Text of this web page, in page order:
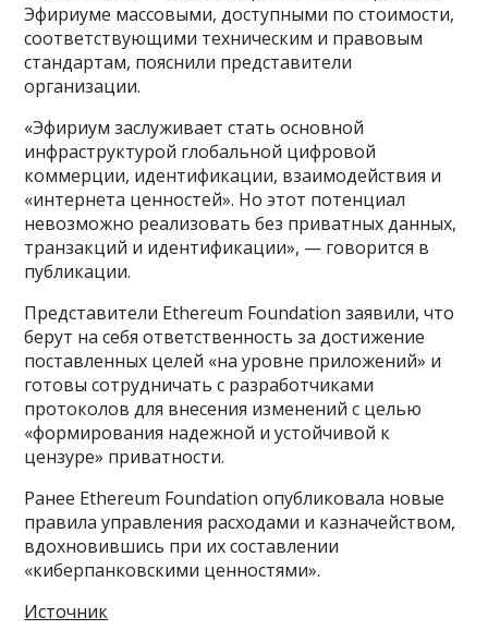
Эфириуме массовыми, доступными по стоимости,
соответствующими техническим и правовым
стандартам, пояснили представители
организации.
«Эфириум заслуживает стать основной
инфраструктурой глобальной цифровой
коммерции, идентификации, взаимодействия и
«интернета ценностей». Но этот потенциал
невозможно реализовать без приватных данных,
транзакций и идентификации», — говорится в
публикации.
Представители Ethereum Foundation заявили, что
берут на себя ответственность за достижение
поставленных целей «на уровне приложений» и
готовы сотрудничать с разработчиками
протоколов для внесения изменений с целью
«формирования надежной и устойчивой к
цензуре» приватности.
Ранее Ethereum Foundation опубликовала новые
правила управления расходами и казначейством,
вдохновившись при их составлении
«киберпанковскими ценностями».
Источник